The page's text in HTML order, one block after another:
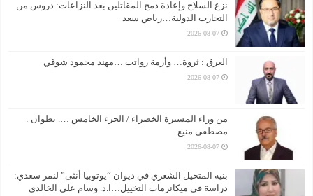
نزع السلاح وإعادة دمج المقاتلين بعد النزاعات: دروس من
التجارب الدولية…رياض سعد
2026-08-07
العرق : ثروة… وأزمة رواتب …مهند محمود شوقي
2026-08-07
من وراء المسيرة الخضراء / الجزء الخامس …. تطوان :
مصطفى منيغ
2026-08-07
بنية المتخيل الشعري في ديوان “يوتوبيا أنثى” لنمر سعدي:
دراسة في ميكانزمات التخييل…ا.د. وسام علي الخالدي